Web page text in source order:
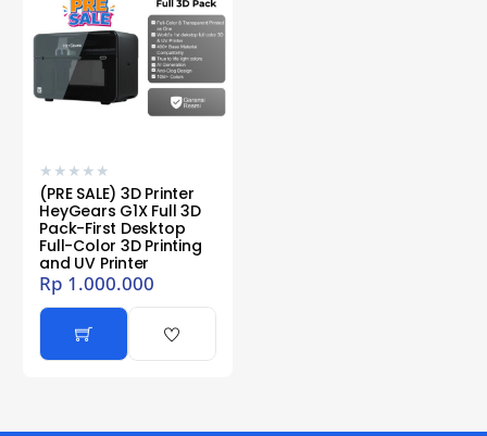
★ ★ ★ ★ ★
(PRE SALE) 3D Printer
HeyGears G1X Full 3D
Pack-First Desktop
Full-Color 3D Printing
and UV Printer
Rp 1.000.000